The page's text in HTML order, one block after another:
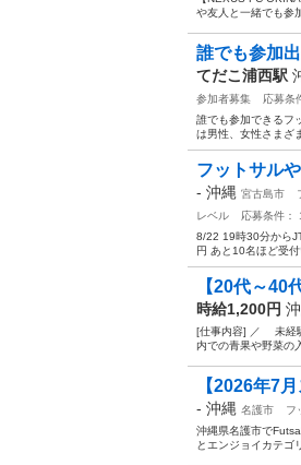
や友人と一緒でも参
誰でも参加
てだこ浦西駅
参加者募集
応募条
誰でも参加できるフ
は男性、女性さまざ
フットサル
- 沖縄 宮古島市
レベル
応募条件：
8/22 19時30分から
円 あと10名ほど受
【20代～40
時給1,200円
[仕事内容] ／ 未経
内での青果や野菜の
【2026年7
- 沖縄 名護市
フ
沖縄県名護市で
とエンジョイカテゴ